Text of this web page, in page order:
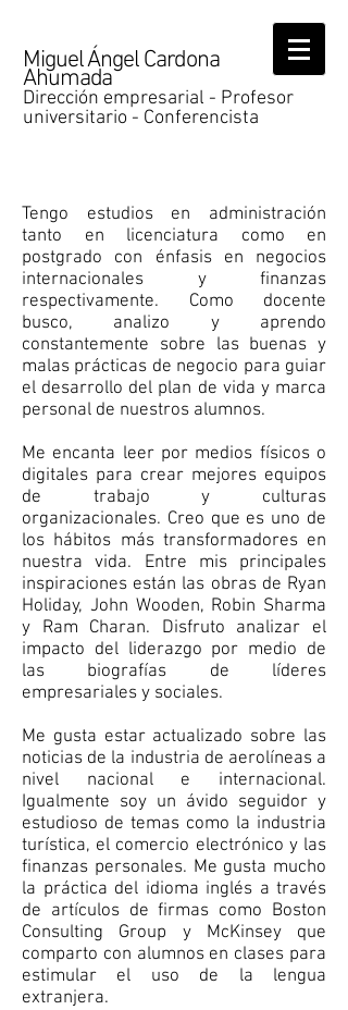
Miguel Ángel Cardona
Ahumada
Dirección empresarial - Profesor
universitario - Conferencista
Tengo estudios en administración
tanto en licenciatura como en
postgrado con énfasis en negocios
internacionales y finanzas
respectivamente. Como docente
busco, analizo y aprendo
constantemente sobre las buenas y
malas prácticas de negocio para guiar
el desarrollo del plan de vida y marca
personal de nuestros alumnos.
Me encanta leer por medios físicos o
digitales para crear mejores equipos
de trabajo y culturas
organizacionales. Creo que es uno de
los hábitos más transformadores en
nuestra vida. Entre mis principales
inspiraciones están las obras de Ryan
Holiday, John Wooden, Robin Sharma
y Ram Charan. Disfruto analizar el
impacto del liderazgo por medio de
las biografías de líderes
empresariales y sociales.
Me gusta estar actualizado sobre las
noticias de la industria de aerolíneas a
nivel nacional e internacional.
Igualmente soy un ávido seguidor y
estudioso de temas como la industria
turística, el comercio electrónico y las
finanzas personales. Me gusta mucho
la práctica del idioma inglés a través
de artículos de firmas como Boston
Consulting Group y McKinsey que
comparto con alumnos en clases para
estimular el uso de la lengua
extranjera.